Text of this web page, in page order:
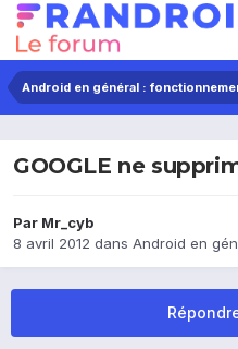
Android en général :
GOOGLE ne
Par Mr_cyb
8 avril 2012 dans Android en